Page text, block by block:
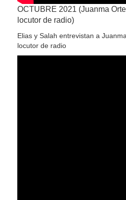
OCTUBRE 2021 (Juanma
locutor de radio)
Elias y Salah entrevistan a
locutor de radio